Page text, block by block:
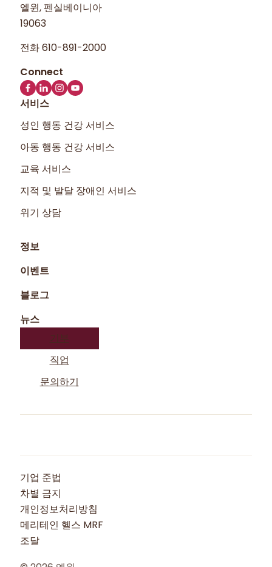
엘윈, 펜실베이니아
19063
전화610-891-2000
서비스
성인 행동 건강 서비스
아동 행동 건강 서비스
교육 서비스
지적 및 발달 장애인 서비스
위기 상담
정보
이벤트
블로그
뉴스
기부
직업
문의하기
기업 준법
차별 금지
개인정보처리방침
메리테인 헬스 MRF
조달